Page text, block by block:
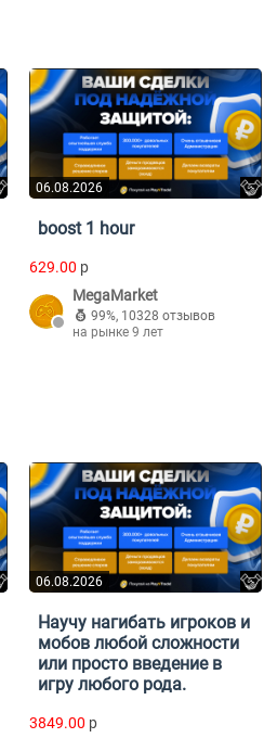
06.08.2026
boost 1 hour
629.00 p
MegaMarket
99%, 10328 отзывов
на рынке 9 лет
06.08.2026
Научу нагибать игроков и
мобов любой сложности
или просто введение в
игру любого рода.
3849.00 p